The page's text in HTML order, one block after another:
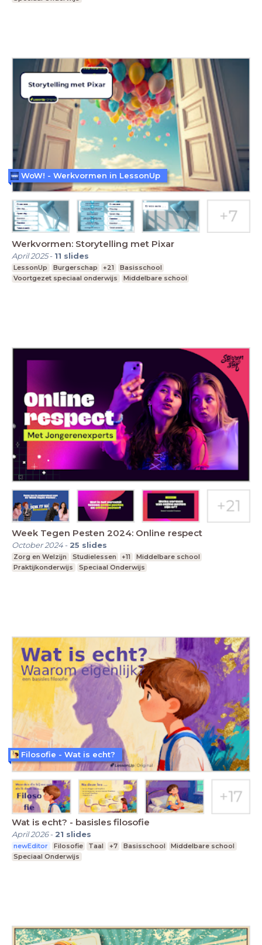
Werkvormen: Storytelling met Pixar
April 2025- 11 slides
LessonUp Burgerschap +21
Basisschool
Voortgezet speciaal onderwijs
Middelbare school
WoW! - Werkvormen in LessonUp
Week Tegen Pesten 2024: Online respect
October 2024- 25 slides
Zorg en Welzijn Studielessen +11
Middelbare school
Praktijkonderwijs
Speciaal Onderwijs
Wat is echt? - basisles filosofie
April 2026- 21 slides
newEditor Filosofie Taal +7 Basisschool
Middelbare school
Speciaal Onderwijs
Filosofie - Wat is echt?